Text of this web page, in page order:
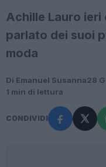
Achille Lauro ieri
parlato dei suoi
moda
Di Emanuel Susanna28
1 min di lettura
CONDIVIDI